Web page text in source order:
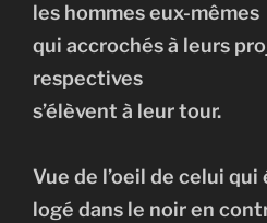
les hommes eux-mêmes
qui accrochés à leurs
respectives
s’élèvent à leur tour.
Vue de l’oeil de celui
logé dans le noir en